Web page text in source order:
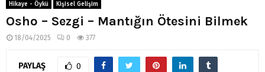
Hikaye - Öykü Kişisel Gelişim
Osho – Sezgi – Mantığın Ötesini Bilmek
18/04/2025 0 377
PAYLAŞ 0